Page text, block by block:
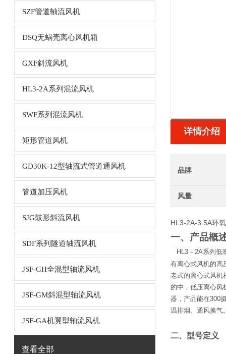
SZF管道轴流风机
DSQ无蜗壳离心风机箱
GXF斜流风机
HL3-2A系列混流风机
SWF系列混流风机
矩形管道风机
GD30K-12型轴流式管道通风机
管道加压风机
SJG鼓形斜流风机
SDF系列隧道轴流风机
JSF-GH全混型轴流风机
JSF-GM斜混型轴流风机
JSF-GA机翼型轴流风机
查看全部
详情介绍
品牌
风量
HL3-2A-3.5A环
一、产品概
HL3－2A系列
有离心式风机的高
老式的离心式风机
的中，低压离心风
器，产品能在300
温排烟、通风换气
二、型号定义